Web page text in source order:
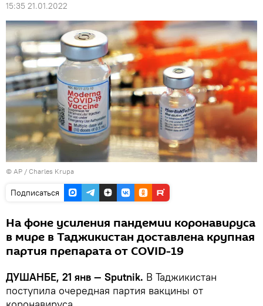
15:35 21.01.2022
© AP / Charles Krupa
Подписаться
На фоне усиления пандемии коронавируса
в мире в Таджикистан доставлена крупная
партия препарата от COVID-19
ДУШАНБЕ, 21 янв — Sputnik. В Таджикистан
поступила очередная партия вакцины от